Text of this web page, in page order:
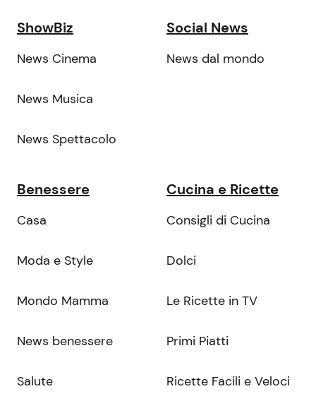
ShowBiz
News Cinema
News Musica
News Spettacolo
Social News
News dal mondo
Benessere
Casa
Moda e Style
Mondo Mamma
News benessere
Salute
Cucina e Ricette
Consigli di Cucina
Dolci
Le Ricette in TV
Primi Piatti
Ricette Facili e Veloci